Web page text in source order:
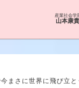
産業社会学
山本康
まさに世界に飛び立